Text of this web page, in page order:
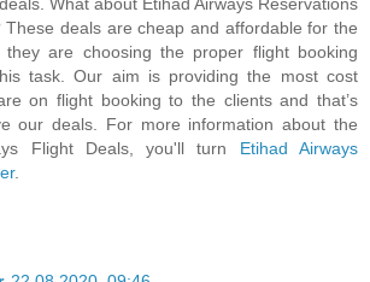
These deals are cheap and affordable for the
they are choosing the proper flight booking
task. Our aim is providing the most cost
on flight booking to the clients and that’s
our deals. For more information about the
Flight Deals, you'll turn Etihad Airways
.